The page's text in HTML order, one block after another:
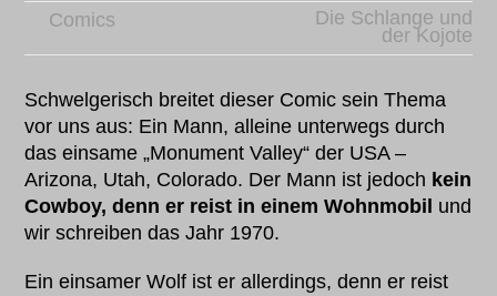
Comics
Die Schlange und
der Kojote
Schwelgerisch breitet dieser Comic sein Thema
vor uns aus: Ein Mann, alleine unterwegs durch
das einsame „Monument Valley“ der USA –
Arizona, Utah, Colorado. Der Mann ist jedoch kein
Cowboy, denn er reist in einem Wohnmobil und
wir schreiben das Jahr 1970.
Ein einsamer Wolf ist er allerdings, denn er reist